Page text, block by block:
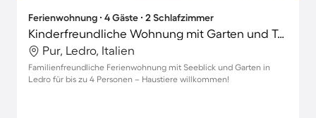
Ferienwohnung ∙ 4 Gäste ∙ 2 Schlafzimmer
Kinderfreundliche Wohnung mit Garten und Terrasse | Seeblick | Haustiere sind willkommen
Pur, Ledro, Italien
Familienfreundliche Ferienwohnung mit Seeblick und Garten in
Ledro für bis zu 4 Personen – Haustiere willkommen!